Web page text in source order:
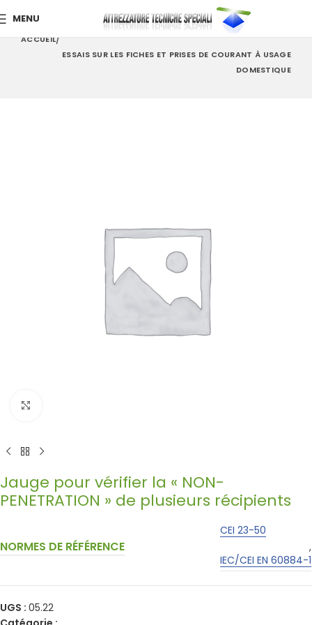
MENU
ACCUEIL
ESSAIS SUR LES FICHES ET PRISES DE COURANT À USAGE
DOMESTIQUE
Jauge pour vérifier la « NON-
PENETRATION » de plusieurs récipients
NORMES DE RÉFÉRENCE
CEI 23-50
,
IEC/CEI EN 60884-1
UGS : 05.22